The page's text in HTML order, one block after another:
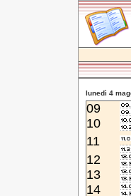
lunedì 4
09
10
11
12
13
14